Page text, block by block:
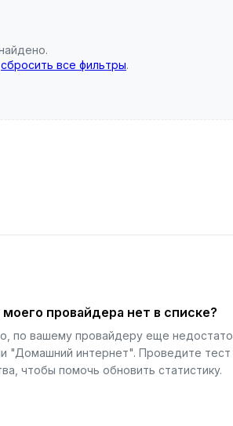
сбросить все фильтры.
провайдера нет в списке?
по вашему провайдеру еще
"Домашний интернет". Проведите тест
чтобы помочь обновить статистику.